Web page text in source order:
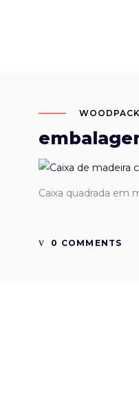
WOODPACK
Caixa quadrada em
0 COMMENTS